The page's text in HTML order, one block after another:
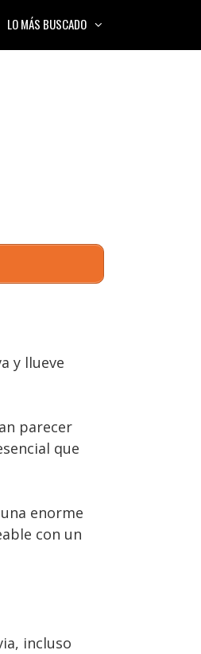
LO MÁS BUSCADO
y llueve
parecer
que
enorme
con un
incluso